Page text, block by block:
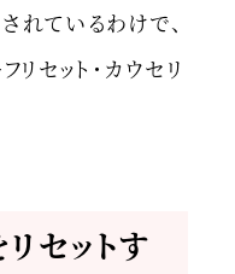
れているわけで、
セット・カウセリ
セットす